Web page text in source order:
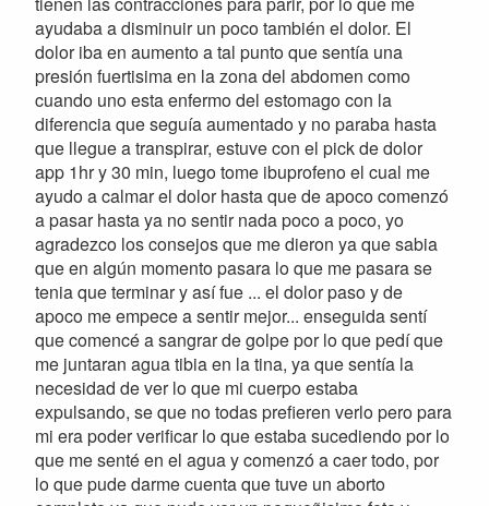
ayudaba a disminuir un poco también el dolor. El
dolor iba en aumento a tal punto que sentía una
presión fuertisima en la zona del abdomen como
cuando uno esta enfermo del estomago con la
diferencia que seguía aumentado y no paraba hasta
que llegue a transpirar, estuve con el pick de dolor
app 1hr y 30 min, luego tome ibuprofeno el cual me
ayudo a calmar el dolor hasta que de apoco comenzó
a pasar hasta ya no sentir nada poco a poco, yo
agradezco los consejos que me dieron ya que sabia
que en algún momento pasara lo que me pasara se
tenia que terminar y así fue ... el dolor paso y de
apoco me empece a sentir mejor... enseguida sentí
que comencé a sangrar de golpe por lo que pedí que
me juntaran agua tibia en la tina, ya que sentía la
necesidad de ver lo que mi cuerpo estaba
expulsando, se que no todas prefieren verlo pero para
mi era poder verificar lo que estaba sucediendo por lo
que me senté en el agua y comenzó a caer todo, por
lo que pude darme cuenta que tuve un aborto